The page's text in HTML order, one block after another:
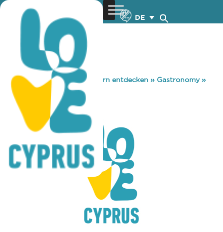
DE
You are here: Home »Zypern entdecken » Gastronomy»
ROYAL HALL
ROYAL HALL